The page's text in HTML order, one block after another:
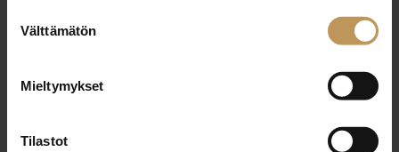
valinta
Välttämätön
Mieltymykset
Tilastot
12.4.2024
Lue artikkeli